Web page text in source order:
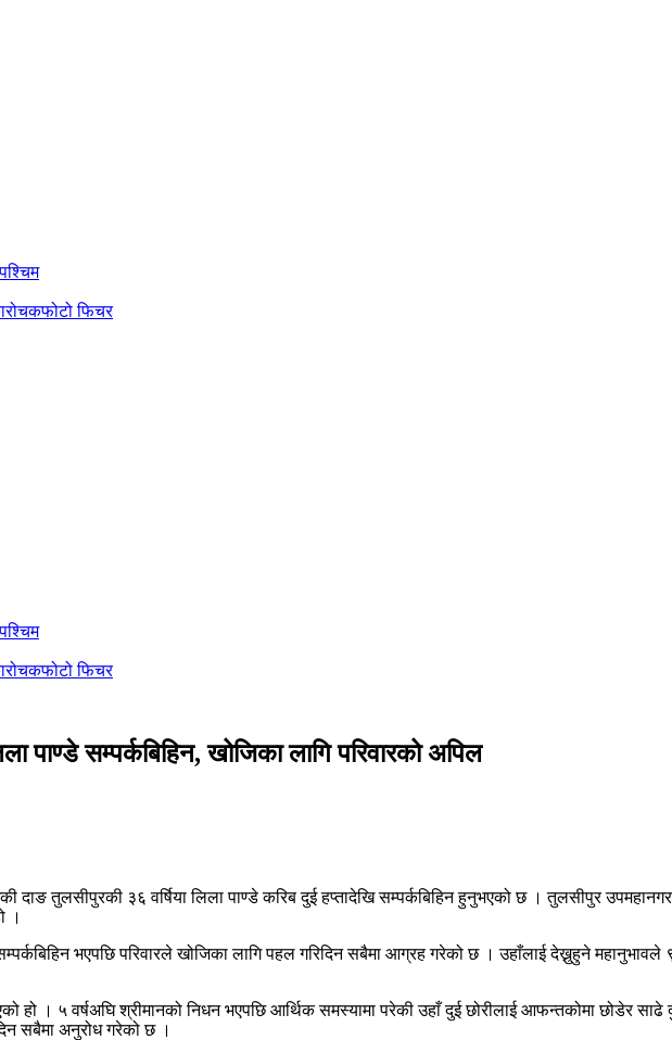
रोचकफोटो फिचर
रोचकफोटो फिचर
पाण्डे सम्पर्कबिहिन, खोजिका लागि परिवारको अपिल
दाङ तुलसीपुरकी ३६ वर्षिया लिला पाण्डे करिब दुई हप्तादेखि सम्पर्कबिहिन हुनुभएको छ । तुलसीपुर
।
भएपछि परिवारले खोजिका लागि पहल गरिदिन सबैमा आग्रह गरेको छ । उहाँलाई देख्नुहुने
हो । ५ वर्षअघि श्रीमानको निधन भएपछि आर्थिक समस्यामा परेकी उहाँ दुई छोरीलाई आफन्तकोमा छोडेर साढे
सबैमा अनुरोध गरेको छ ।